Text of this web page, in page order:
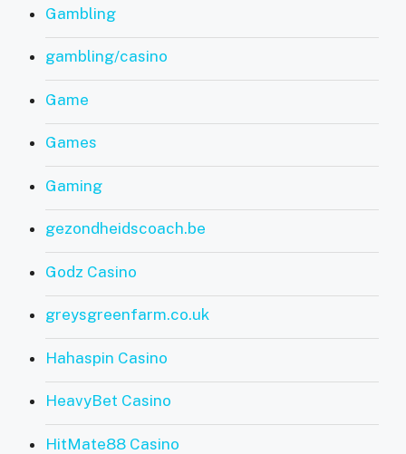
Gambling
gambling/casino
Game
Games
Gaming
gezondheidscoach.be
Godz Casino
greysgreenfarm.co.uk
Hahaspin Casino
HeavyBet Casino
HitMate88 Casino